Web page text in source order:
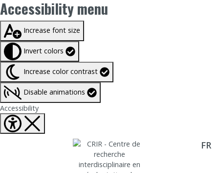
Accessibility menu
Taille du texte à100%
Increase font size
Invert colors
Increase color contrast
Disable animations
AccessibilityFermer Accessibility tools
Aller directement au contenu FR